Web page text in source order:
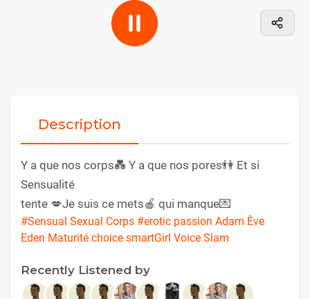
Description
Y a que nos corps💑 Y a que nos pores👫 Et si
Sensualité
tente 💋Je suis ce mets🍎 qui manque💌
#Sensual Sexual Corps #erotic passion Adam Ève
Eden Maturité choice smartGirl Voice Slam
Recently Listened by